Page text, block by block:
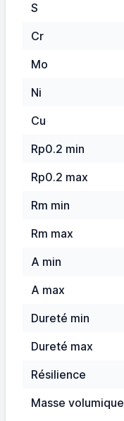
S
Cr
Mo
Ni
Cu
Rp0.2 min
Rp0.2 max
Rm min
Rm max
A min
A max
Dureté min
Dureté max
Résilience
Masse volumique